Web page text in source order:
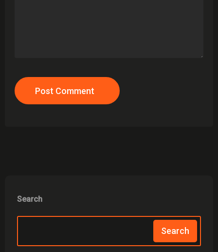
Post Comment
Search
Search